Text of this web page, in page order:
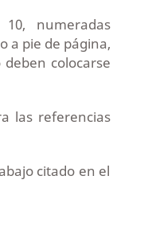
numeradas
a pie de página,
colocarse
las referencias
citado en el